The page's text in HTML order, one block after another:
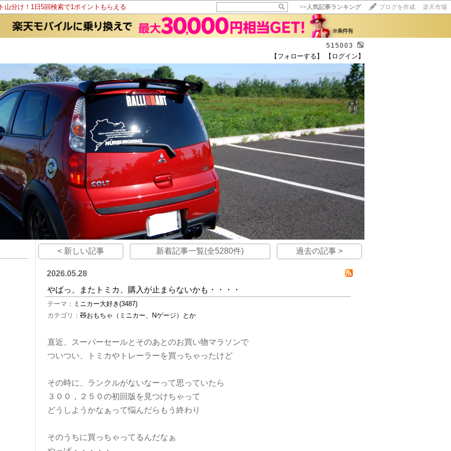
山分け！1日5回検索で1ポイントもらえる >>人気記事ランキング ブログを作成 楽天市場
515003
【フォローする】
【ログイン】
15記事にいいね！で1ポイント
10秒滞在
いいね!
< 新しい記事 新着記事一覧(全5280件) 過去の記事 >
2026.05.28
やばっ、またトミカ、購入が止まらないかも・・・・
テーマ： ミニカー大好き(3487)
カテゴリ：🧸おもちゃ（ミニカー、Nゲージ）とか
直近、スーパーセールとそのあとのお買い物マラソンで
ついつい、トミカやトレーラーを買っちゃったけど
その時に、ランクルがないなーって思っていたら
３００，２５０の初回版を見つけちゃって
どうしようかなぁって悩んだらもう終わり
そのうちに買っちゃってるんだなぁ